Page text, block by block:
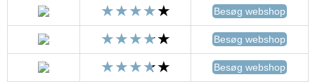
Besøg webshop
Besøg webshop
Besøg webshop